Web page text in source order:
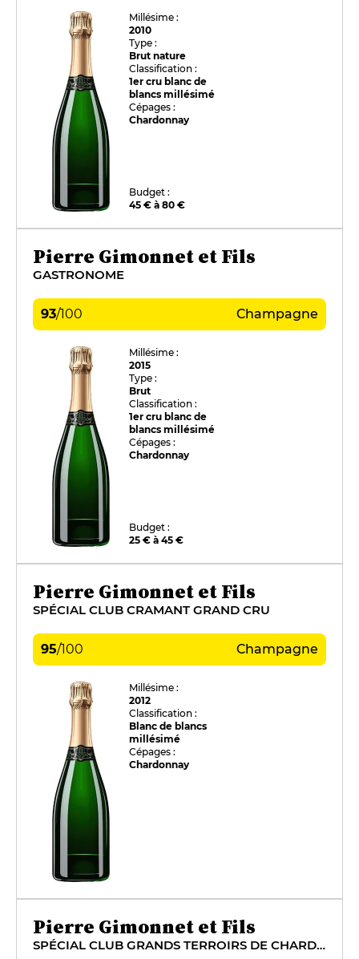
Millésime :
2010
Type :
Brut nature
Classification :
1er cru blanc de
blancs millésimé
Cépages :
Chardonnay
Budget :
45 € à 80 €
Pierre Gimonnet et Fils
GASTRONOME
93/100 Champagne
Millésime :
2015
Type :
Brut
Classification :
1er cru blanc de
blancs millésimé
Cépages :
Chardonnay
Budget :
25 € à 45 €
Pierre Gimonnet et Fils
SPÉCIAL CLUB CRAMANT GRAND CRU
95/100 Champagne
Millésime :
2012
Classification :
Blanc de blancs
millésimé
Cépages :
Chardonnay
Pierre Gimonnet et Fils
SPÉCIAL CLUB GRANDS TERROIRS DE CHARDONNAY